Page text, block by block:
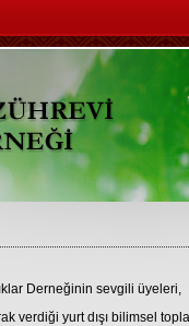
Derneğinin sevgili üyeleri,
verdiği yurt dışı bilimsel